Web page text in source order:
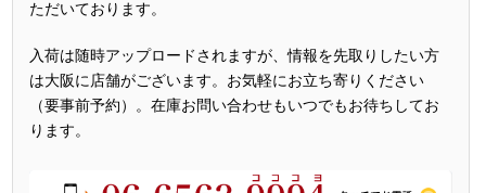
ただいております。
入荷は随時アップロードされますが、情報を先取りしたい方
は大阪に店舗がございます。お気軽にお立ち寄りください
（要事前予約）。在庫お問い合わせもいつでもお待ちしてお
ります。